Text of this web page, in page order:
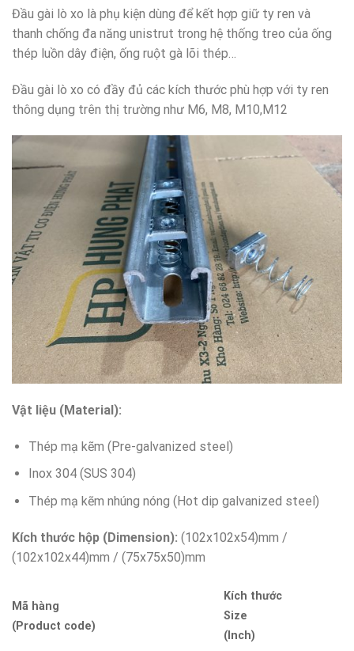
Đầu gài lò xo là phụ kiện dùng để kết hợp giữ ty ren và
thanh chống đa năng unistrut trong hệ thống treo của ống
thép luồn dây điện, ống ruột gà lõi thép…
Đầu gài lò xo có đầy đủ các kích thước phù hợp với ty ren
thông dụng trên thị trường như M6, M8, M10,M12
Vật liệu (Material):
Thép mạ kẽm (Pre-galvanized steel)
Inox 304 (SUS 304)
Thép mạ kẽm nhúng nóng (Hot dip galvanized steel)
Kích thước hộp (Dimension): (102x102x54)mm /
(102x102x44)mm / (75x75x50)mm
Mã hàng
(Product code)
Kích thước
Size
(Inch)